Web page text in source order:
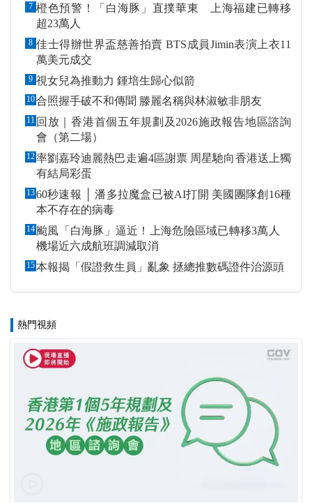
7 橙色預警！「白海豚」直撲華東 上海福建已轉移
超23萬人
8 佳士得辦世界盃慈善拍賣 BTS成員Jimin表演上衣11
萬美元成交
9 視女兒為推動力 鍾培生歸心似箭
10 合照握手破不和傳聞 滕麗名稱與林淑敏非朋友
11 回放｜香港首個五年規劃及2026施政報告地區諮詢
會（第二場）
12率劉嘉玲迪麗熱巴走遍4區謝票 周星馳向香港送上獨
有結局彩蛋
1360秒速報 │ 潘多拉魔盒已被AI打開 美國團隊創16種
本不存在的病毒
14 颱風「白海豚」逼近！上海危險區域已轉移3萬人
機場近六成航班調減取消
15 本報揭「假證救生員」亂象 拯總推數碼證件治源頭
熱門視頻